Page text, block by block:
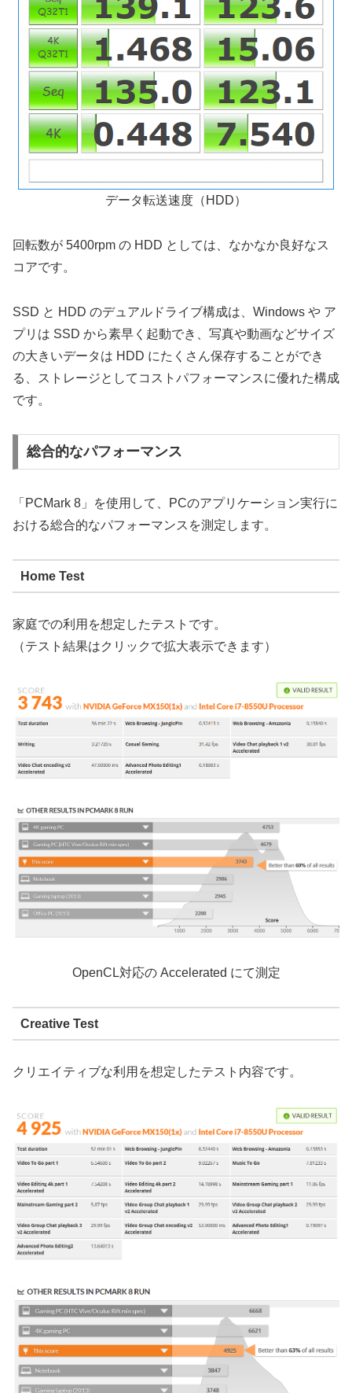
データ転送速度（HDD）
回転数が 5400rpm の HDD としては、なかなか良好なス
コアです。
SSD と HDD のデュアルドライブ構成は、Windows や ア
プリは SSD から素早く起動でき、写真や動画などサイズ
の大きいデータは HDD にたくさん保存することができ
る、ストレージとしてコストパフォーマンスに優れた構成
です。
総合的なパフォーマンス
「PCMark 8」を使用して、PCのアプリケーション実行に
おける総合的なパフォーマンスを測定します。
Home Test
家庭での利用を想定したテストです。
（テスト結果はクリックで拡大表示できます）
OpenCL対応の Accelerated にて測定
Creative Test
クリエイティブな利用を想定したテスト内容です。